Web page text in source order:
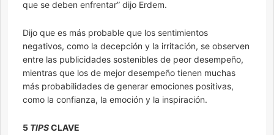
que se deben enfrentar” dijo Erdem.
Dijo que es más probable que los sentimientos
negativos, como la decepción y la irritación, se observen
entre las publicidades sostenibles de peor desempeño,
mientras que los de mejor desempeño tienen muchas
más probabilidades de generar emociones positivas,
como la confianza, la emoción y la inspiración.
5 TIPSCLAVE